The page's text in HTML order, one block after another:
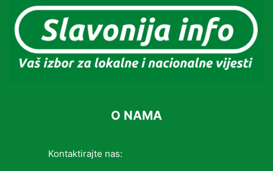
O NAMA
Kontaktirajte nas: